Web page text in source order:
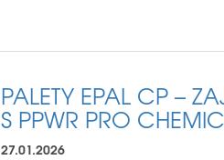
PALETY EPAL CP –
S PPWR PRO
27.01.2026